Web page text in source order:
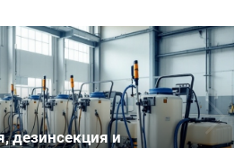
оксид для окрашивания